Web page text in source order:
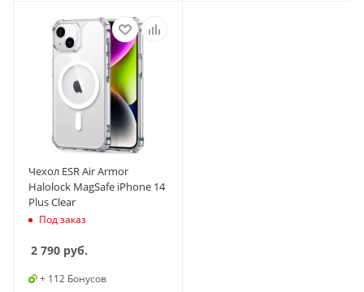
Чехол ESR Air Armor
Halolock MagSafe iPhone 14
Plus Clear
Под заказ
2 790 руб.
+ 112 Бонусов